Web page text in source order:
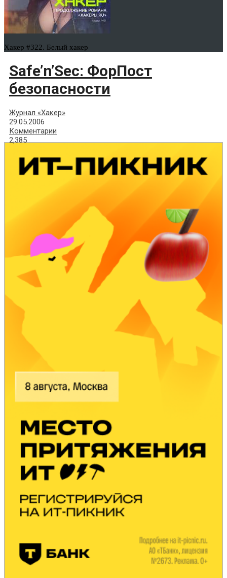
Хакер #322. Белый хакер
Safe’n’Sec: ФорПост
безопасности
Журнал «Хакер»
29.05.2006
Комментарии
2,385